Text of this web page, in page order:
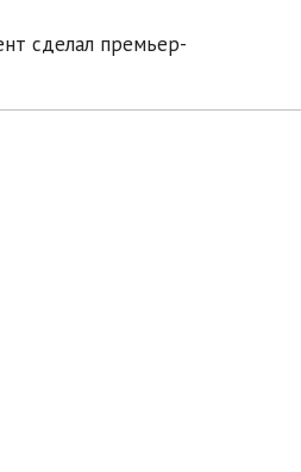
сделал премьер-